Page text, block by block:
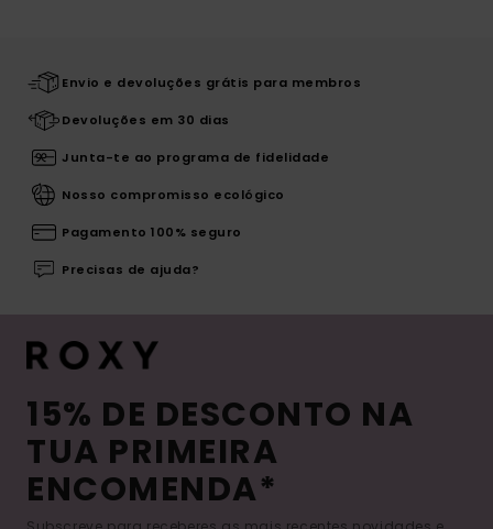
Envio e devoluções grátis para membros
Devoluções em 30 dias
Junta-te ao programa de fidelidade
Nosso compromisso ecológico
Pagamento 100% seguro
Precisas de ajuda?
15% DE DESCONTO NA
TUA PRIMEIRA
ENCOMENDA*